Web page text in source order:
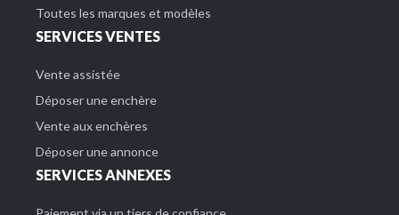
Toutes les marques et modèles
SERVICES VENTES
Vente assistée
Déposer une enchère
Vente aux enchères
Déposer une annonce
SERVICES ANNEXES